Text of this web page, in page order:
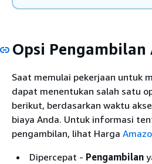
Opsi Pengambilan
Saat memulai pekerjaan untuk
dapat menentukan salah satu
berikut, berdasarkan waktu
biaya Anda. Untuk informasi
pengambilan, lihat Harga
Dipercepat - Pengambilan